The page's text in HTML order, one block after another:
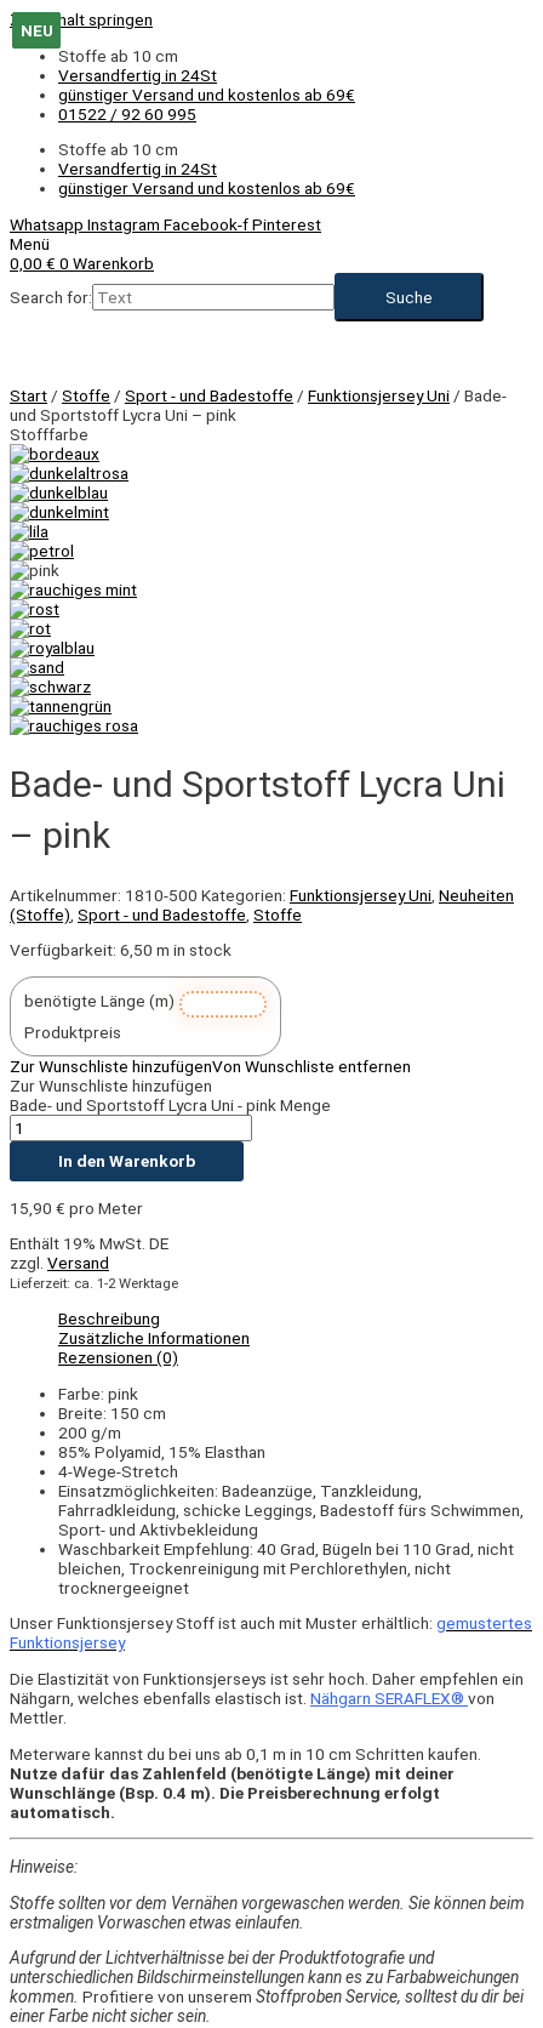
Zum Inhalt springen
Stoffe ab 10 cm
Versandfertig in 24St
günstiger Versand und kostenlos ab 69€
01522 / 92 60 995
Stoffe ab 10 cm
Versandfertig in 24St
günstiger Versand und kostenlos ab 69€
Whatsapp Instagram Facebook-fPinterest
Menü
0,00 € 0 Warenkorb
Search for:
Start / Stoffe / Sport - und Badestoffe / Funktionsjersey Uni / Bade-
und Sportstoff Lycra Uni – pink
Stofffarbe
Bade- und Sportstoff Lycra Uni
– pink
Artikelnummer: 1810-500 Kategorien: Funktionsjersey Uni Neuheiten
(Stoffe) Sport - und Badestoffe Stoffe
Verfügbarkeit: 6,50 m in stock
benötigte Länge (m)
Produktpreis
Zur Wunschliste hinzufügenVon Wunschliste entfernen
Zur Wunschliste hinzufügen
Bade- und Sportstoff Lycra Uni - pink Menge
In den Warenkorb
15,90 € pro Meter
Enthält 19% MwSt. DE
zzgl. Versand
Lieferzeit: ca. 1-2 Werktage
Beschreibung
Zusätzliche Informationen
Rezensionen (0)
Farbe: pink
Breite: 150 cm
200 g/m
85% Polyamid, 15% Elasthan
4-Wege-Stretch
Einsatzmöglichkeiten: Badeanzüge, Tanzkleidung,
Fahrradkleidung, schicke Leggings, Badestoff fürs Schwimmen,
Sport- und Aktivbekleidung
Waschbarkeit Empfehlung: 40 Grad, Bügeln bei 110 Grad, nicht
bleichen, Trockenreinigung mit Perchlorethylen, nicht
trocknergeeignet
Unser Funktionsjersey Stoff ist auch mit Muster erhältlich: gemustertes
Funktionsjersey
Die Elastizität von Funktionsjerseys ist sehr hoch. Daher empfehlen ein
Nähgarn, welches ebenfalls elastisch ist. Nähgarn SERAFLEX® von
Mettler.
Meterware kannst du bei uns ab 0,1 m in 10 cm Schritten kaufen.
Nutze dafür das Zahlenfeld (benötigte Länge) mit deiner
Wunschlänge (Bsp. 0.4 m). Die Preisberechnung erfolgt
automatisch.
Hinweise:
Stoffe sollten vor dem Vernähen vorgewaschen werden. Sie können beim
erstmaligen Vorwaschen etwas einlaufen.
Aufgrund der Lichtverhältnisse bei der Produktfotografie und
unterschiedlichen Bildschirmeinstellungen kann es zu Farbabweichungen
kommen. Profitiere von unserem Stoffproben Service, solltest du dir bei
einer Farbe nicht sicher sein.
NEU
NEU
NEU
NEU
NEU
NEU